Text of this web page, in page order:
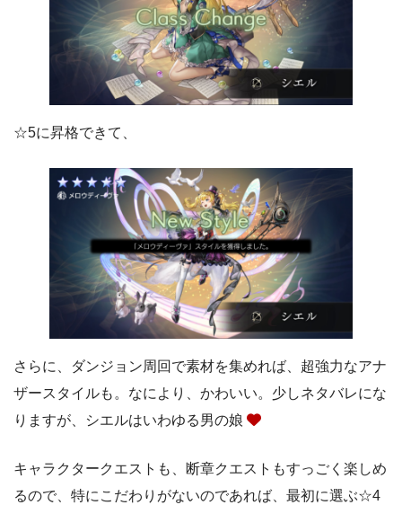
☆5に昇格できて、
さらに、ダンジョン周回で素材を集めれば、超強力なアナ
ザースタイルも。なにより、かわいい。少しネタバレにな
りますが、シエルはいわゆる男の娘
キャラクタークエストも、断章クエストもすっごく楽しめ
るので、特にこだわりがないのであれば、最初に選ぶ☆4